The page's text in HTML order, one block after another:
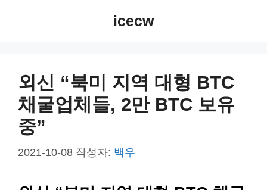
icecw
외신 “북미 지역 대형 BTC
채굴업체들, 2만 BTC 보유
중”
2021-10-08 작성자: 백우